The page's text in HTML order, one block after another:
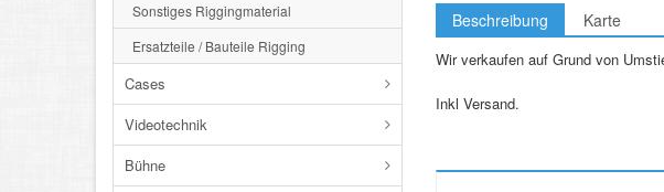
Sonstiges Riggingmaterial
Ersatzteile / Bauteile Rigging
Cases
Videotechnik
Bühne
Beschreibung Karte
Wir verkaufen auf Grund von
Inkl Versand.